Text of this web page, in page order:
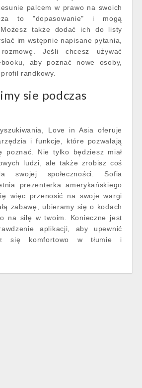
palcem w prawo na swoich
to "dopasowanie" i mogą
także dodać ich do listy
im wstępnie napisane pytania,
Jeśli chcesz używać
aby poznać nowe osoby,
randkowy.
sie podczas
Love in Asia oferuje
i funkcje, które pozwalają
poznać. Nie tylko będziesz miał
ludzi, ale także zrobisz coś
swojej społeczności. Sofia
prezenterka amerykańskiego
więc przenosić na swoje wargi
zabawę, ubieramy się o kodach
na siłę w twoim. Konieczne jest
aplikacji, aby upewnić
się komfortowo w tłumie i